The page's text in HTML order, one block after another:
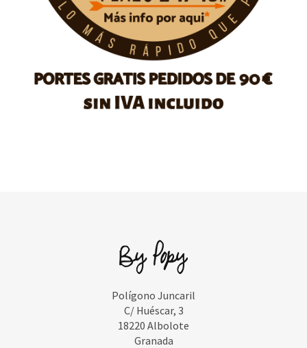
Polígono Juncaril
C/ Huéscar, 3
18220 Albolote
Granada